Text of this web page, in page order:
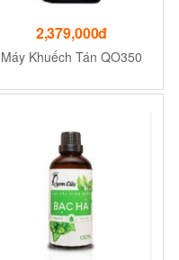
2,379,000đ
Máy Khuếch Tán QO350